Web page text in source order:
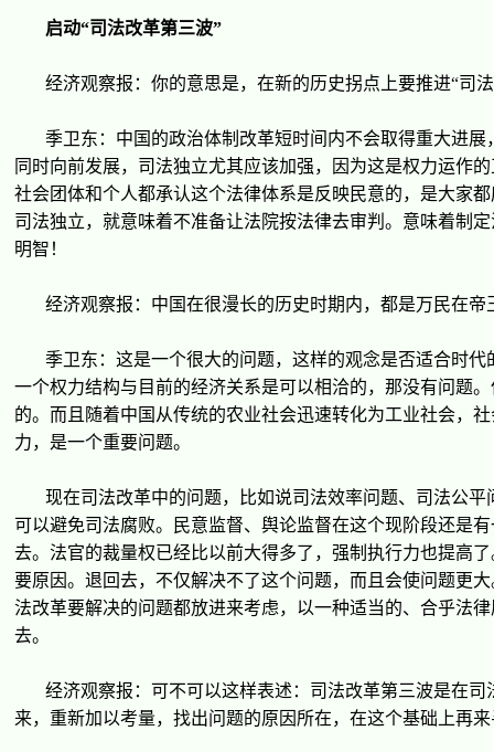
启动“司法改革第三波”
经济观察报 ：你的意思是，在新的历史拐点上要推进“司
季卫东 ：中国的政治体制改革短时间 内不会取得重大进展
同 时向前发展，司法独立尤其应该加强，因 为这是权力运作
社会团体和个人都承认这个法律体系是反映民意的，是大家都
司法独立，就意味着不准备让法院按法律去审判。意味着制
明智！
经济观察报 ：中国在很漫长的历史时期内，都是万民在帝
季卫东 ： 这是一个很大的问题， 这样的观念是否适合时代
一个权力结构与目前的经济关系是可以相洽的，那没有问题。
的。而且随着中国从传统的农业社会迅速转化为工业社会，社
力，是一个重要问题。
现在司法改革中的问题，比如说司法效率问题、司法公平
可以避免司法腐败。民意监督、 舆论监督在这个现阶段还是
去。法官的裁量权已经比以前大得多了， 强制 执行力也提高
要原因。退回去，不仅解决不了这个问题，而且会使问题更
法改革要解决的问题都放进来考虑，以一种适当的、合乎法
去。
经济观察报 ：可不可以这样表述：司法改革第三波是在司
来，重新加以考量，找出问题的原因所在，在这个基础 上再来